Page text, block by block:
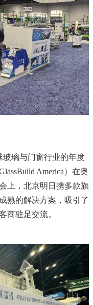
玻璃与门窗行业的年度
America）在奥
上，北京明日携多款旗
熟的解决方案，吸引了
商驻足交流。